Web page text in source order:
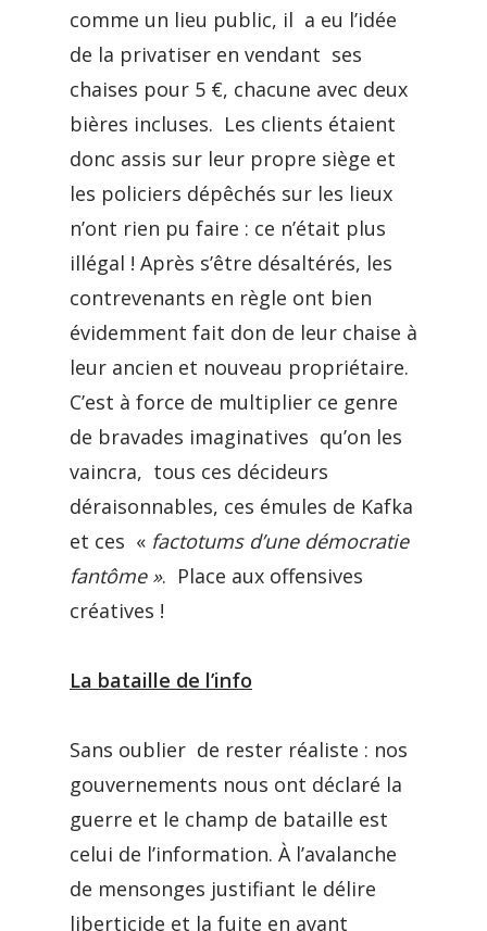
comme un lieu public, il a eu l’idée
de la privatiser en vendant ses
chaises pour 5 €, chacune avec deux
bières incluses. Les clients étaient
donc assis sur leur propre siège et
les policiers dépêchés sur les lieux
n’ont rien pu faire : ce n’était plus
illégal ! Après s’être désaltérés, les
contrevenants en règle ont bien
évidemment fait don de leur chaise à
leur ancien et nouveau propriétaire.
C’est à force de multiplier ce genre
de bravades imaginatives qu’on les
vaincra, tous ces décideurs
déraisonnables, ces émules de Kafka
et ces « factotums d’une démocratie
fantôme ». Place aux offensives
créatives !
La bataille de l’info
Sans oublier de rester réaliste : nos
gouvernements nous ont déclaré la
guerre et le champ de bataille est
celui de l’information. À l’avalanche
de mensonges justifiant le délire
liberticide et la fuite en avant